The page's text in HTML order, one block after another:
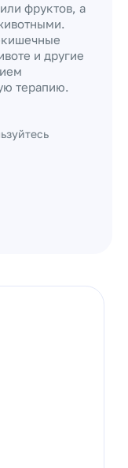
фруктов, а
и другие
терапию.